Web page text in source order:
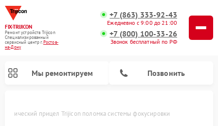
FIX-TRIJICON
Ремонт устройств Trijicon
Специализированный
cервисный центр г.Ростов-
на-Дону
+7 (863) 333-92-43
Ежедневно с 9:00 до 21:00
+7 (800) 100-33-26
Звонок бесплатный по РФ
Мы ремонтируем Позвонить
Оптический прицел Trijicon поломка системы фокусировки